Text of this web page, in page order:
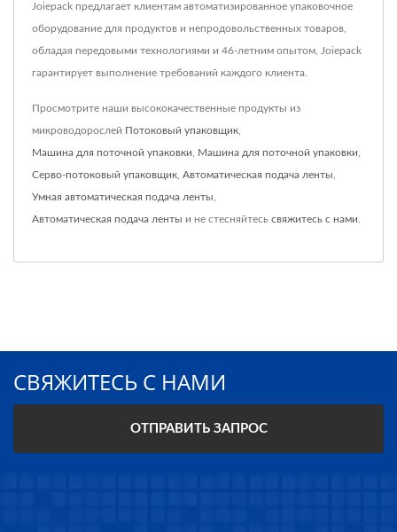
Joiepack предлагает клиентам автоматизированное упаковочное
оборудование для продуктов и непродовольственных товаров,
обладая передовыми технологиями и 46-летним опытом, Joiepack
гарантирует выполнение требований каждого клиента.
Просмотрите наши высококачественные продукты из
микроводорослей Потоковый упаковщик
Машина для поточной упаковки Машина для поточной упаковки
Серво-потоковый упаковщик Автоматическая подача ленты
Умная автоматическая подача ленты
Автоматическая подача ленты и не стесняйтесь свяжитесь с нами
СВЯЖИТЕСЬ С НАМИ
ОТПРАВИТЬ ЗАПРОС